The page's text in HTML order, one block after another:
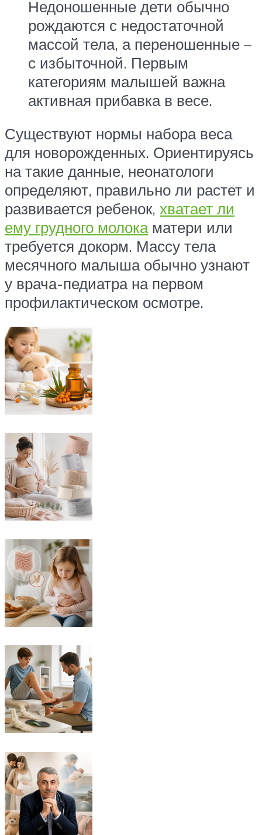
Недоношенные дети обычно
рождаются с недостаточной
массой тела, а переношенные –
с избыточной. Первым
категориям малышей важна
активная прибавка в весе.
Существуют нормы набора веса
для новорожденных. Ориентируясь
на такие данные, неонатологи
определяют, правильно ли растет и
развивается ребенок, хватает ли
ему грудного молокаматери или
требуется докорм. Массу тела
месячного малыша обычно узнают
у врача-педиатра на первом
профилактическом осмотре.